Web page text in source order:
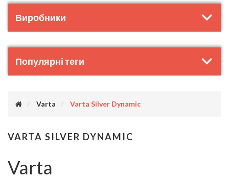
Виробники
Популярні теги
Varta Varta Silver Dynamic
VARTA SILVER DYNAMIC
Varta